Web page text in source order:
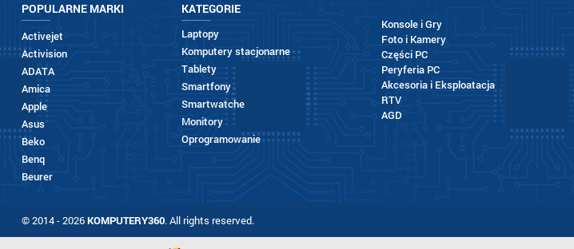
POPULARNE MARKI
Activejet
Activision
ADATA
Amica
Apple
Asus
Beko
Benq
Beurer
KATEGORIE
Laptopy
Komputery stacjonarne
Tablety
Smartfony
Smartwatche
Monitory
Oprogramowanie
Konsole i Gry
Foto i Kamery
Części PC
Peryferia PC
Akcesoria i Eksploatacja
RTV
AGD
© 2014 - 2026KOMPUTERY360. All rights reserved.